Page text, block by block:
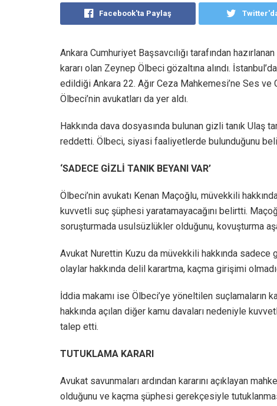
Facebook'ta Paylaş
Ankara Cumhuriyet Başsavcılığı tarafından
kararı olan Zeynep Ölbeci gözaltına alındı.
edildiği Ankara 22. Ağır Ceza Mahkemesi’ne Ses ve
Ölbeci’nin avukatları da yer aldı.
Hakkında dava dosyasında bulunan gizli tanık Ulaş
reddetti. Ölbeci, siyasi faaliyetlerde bulunduğunu
‘SADECE GİZLİ TANIK BEYANI VAR’
Ölbeci’nin avukatı Kenan Maçoğlu, müvekkili
kuvvetli suç şüphesi yaratamayacağını belirtti.
soruşturmada usulsüzlükler olduğunu, kovuşturma
Avukat Nurettin Kuzu da müvekkili hakkında sadece
olaylar hakkında delil karartma, kaçma girişimi
İddia makamı ise Ölbeci’ye yöneltilen suçlamaların
hakkında açılan diğer kamu davaları nedeniyle
talep etti.
TUTUKLAMA KARARI
Avukat savunmaları ardından kararını açıklayan
olduğunu ve kaçma şüphesi gerekçesiyle